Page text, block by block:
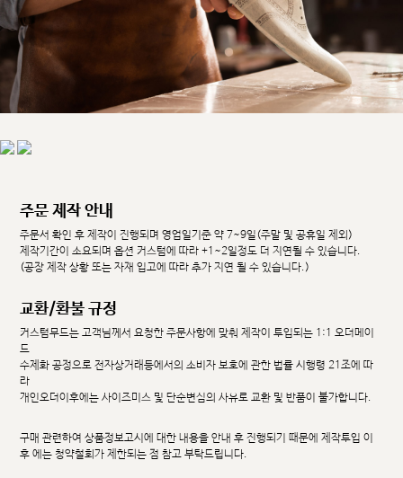
주문 제작 안내
주문서 확인 후 제작이 진행되며 영업일기준 약 7~9일(주말 및 공휴일 제외)
제작기간이 소요되며 옵션 커스텀에 따라 +1~2일정도 더 지연될 수 있습니다.
(공장 제작 상황 또는 자재 입고에 따라 추가 지연 될 수 있습니다.)
교환/환불 규정
커스텀무드는 고객님께서 요청한 주문사항에 맞춰 제작이 투입되는 1:1 오더메이
드
수제화 공정으로 전자상거래등에서의 소비자 보호에 관한 법률 시행령 21조에 따
라
개인오더이후에는 사이즈미스 및 단순변심의 사유로 교환 및 반품이 불가합니다.
구매 관련하여 상품정보고시에 대한 내용을 안내 후 진행되기 때문에 제작투입 이
후 에는 청약철회가 제한되는 점 참고 부탁드립니다.